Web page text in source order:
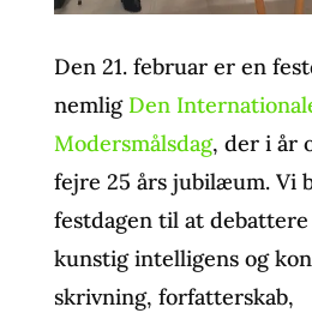
Den 21. februar er en
nemlig Den
Modersmålsdag, der i år
fejre 25 års jubilæum. Vi
festdagen til at
kunstig intelligens og
skrivning, forfatterskab,